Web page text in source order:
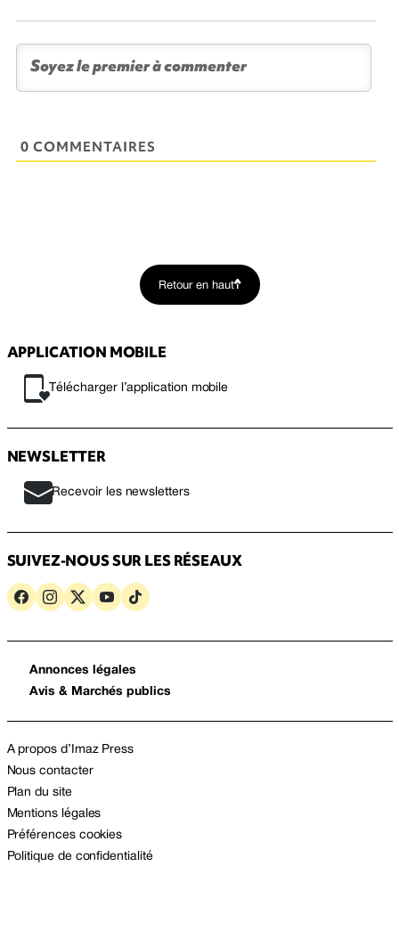
0 COMMENTAIRES
Retour en haut
APPLICATION MOBILE
Télécharger l’application mobile
NEWSLETTER
Recevoir les newsletters
SUIVEZ-NOUS SUR LES RÉSEAUX
Annonces légales
Avis & Marchés publics
A propos d’Imaz Press
Nous contacter
Plan du site
Mentions légales
Préférences cookies
Politique de confidentialité